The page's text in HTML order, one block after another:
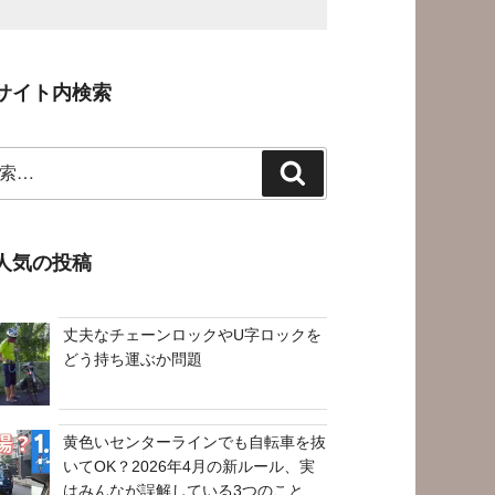
イト内検索
索
気の投稿
丈夫なチェーンロックやU字ロックを
どう持ち運ぶか問題
黄色いセンターラインでも自転車を抜
いてOK？2026年4月の新ルール、実
はみんなが誤解している3つのこと